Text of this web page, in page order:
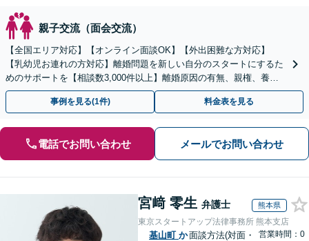
親子交流（面会交流）
【全国エリア対応】【オンライン面談OK】【外出困難な方対応】
【乳幼児お連れの方対応】離婚問題を新しい自分のスタートにするた
めのサポートを【相談数3,000件以上】離婚原因の有無、親権、養育
費、財産分与、慰謝料請求【夜間・休日相談可】
事例を見る(1件) 料金表を見る
電話でお問い合わせ メールでお問い合わせ
宮﨑 零生 弁護士 熊本県
東京スタートアップ法律事務所 熊本支店
基山町 か面談方法(対面・
営業時間：0